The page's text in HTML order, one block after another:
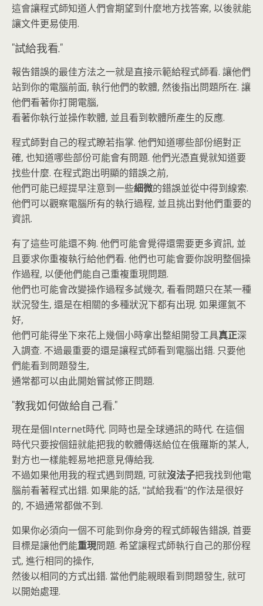
這會讓程式師知道人們會期望到什麼地方找答案, 以後就能
讓文件更易使用.
"試給我看."
報告錯誤的最佳方法之一就是直接示範給程式師看. 讓他們
站到你的電腦前面, 執行他們的軟體, 然後指出問題所在. 讓
他們看著你打開電腦,
看著你執行並操作軟體, 並且看到軟體所產生的反應.
程式師對自己的程式瞭若指掌. 他們知道哪些部份絕對正
確, 也知道哪些部份可能會有問題. 他們光憑直覺就知道要
找些什麼. 在程式跑出明顯的錯誤之前,
他們可能已經提早注意到一些細微的錯誤並從中得到線索.
他們可以觀察電腦所有的執行過程, 並且挑出對他們重要的
資訊.
有了這些可能還不夠. 他們可能會覺得還需要更多資訊, 並
且要求你重複執行給他們看. 他們也可能會要你說明整個操
作過程, 以便他們能自己重複重現問題.
他們也可能會改變操作過程多試幾次, 看看問題只在某一種
狀況發生, 還是在相關的多種狀況下都有出現. 如果運氣不
好,
他們可能得坐下來花上幾個小時拿出整組開發工具真正深
入調查. 不過最重要的還是讓程式師看到電腦出錯. 只要他
們能看到問題發生,
通常都可以由此開始嘗試修正問題.
"教我如何做給自己看."
現在是個Internet時代. 同時也是全球通訊的時代. 在這個
時代只要按個鈕就能把我的軟體傳送給位在俄羅斯的某人,
對方也一樣能輕易地把意見傳給我.
不過如果他用我的程式遇到問題, 可就沒法子把我找到他電
腦前看著程式出錯. 如果能的話, "試給我看"的作法是很好
的, 不過通常都做不到.
如果你必須向一個不可能到你身旁的程式師報告錯誤, 首要
目標是讓他們能重現問題. 希望讓程式師執行自己的那份程
式, 進行相同的操作,
然後以相同的方式出錯. 當他們能親眼看到問題發生, 就可
以開始處理.